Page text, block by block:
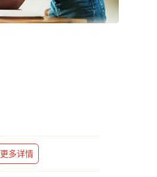
更多详情